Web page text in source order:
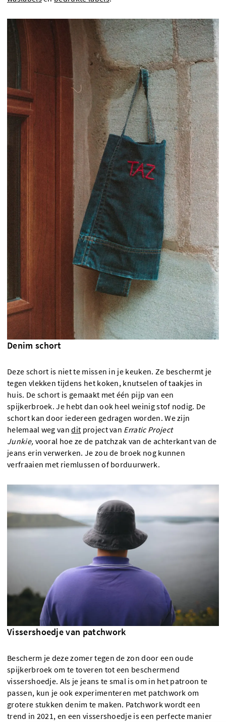
Denim schort
Deze schort is niet te missen in je keuken. Ze beschermt je
tegen vlekken tijdens het koken, knutselen of taakjes in
huis. De schort is gemaakt met één pijp van een
spijkerbroek. Je hebt dan ook heel weinig stof nodig. De
schort kan door iedereen gedragen worden. We zijn
helemaal weg vandit project van Erratic Project
Junkie, vooral hoe ze de patchzak van de achterkant van de
jeans erin verwerken. Je zou de broek nog kunnen
verfraaien met riemlussen of borduurwerk.
Vissershoedje van patchwork
Bescherm je deze zomer tegen de zon door een oude
spijkerbroek om te toveren tot een beschermend
vissershoedje. Als je jeans te smal is om in het patroon te
passen, kun je ook experimenteren met patchwork om
grotere stukken denim te maken. Patchwork wordt een
trend in 2021, en een vissershoedje is een perfecte manier